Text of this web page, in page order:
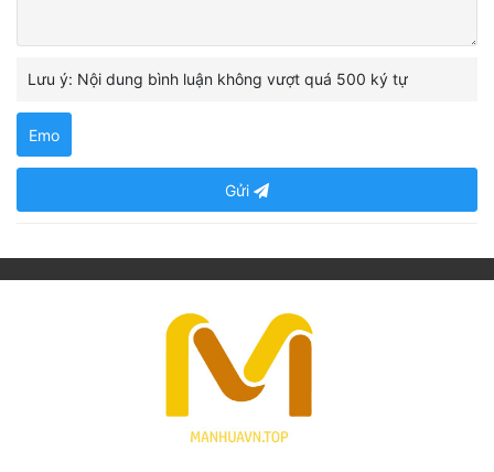
Lưu ý: Nội dung bình luận không vượt quá 500 ký tự
Emo
Gửi